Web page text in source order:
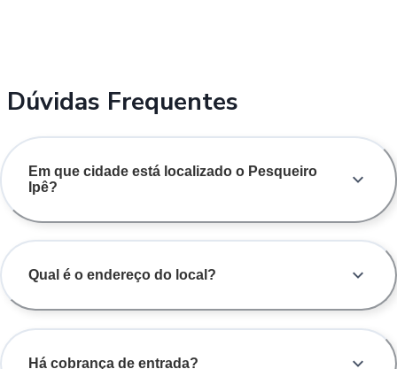
Dúvidas Frequentes
Em que cidade está localizado o Pesqueiro
Ipê?
Qual é o endereço do local?
Há cobrança de entrada?